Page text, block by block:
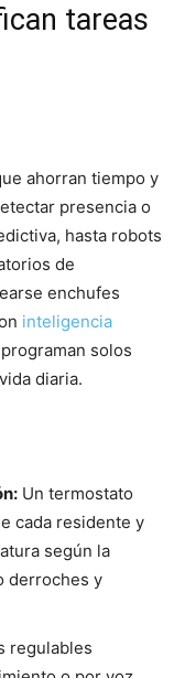
tareas
ahorran tiempo y
presencia o
hasta robots
de
enchufes
inteligencia
solos
diaria.
Un termostato
cada residente y
según la
derroches y
regulables